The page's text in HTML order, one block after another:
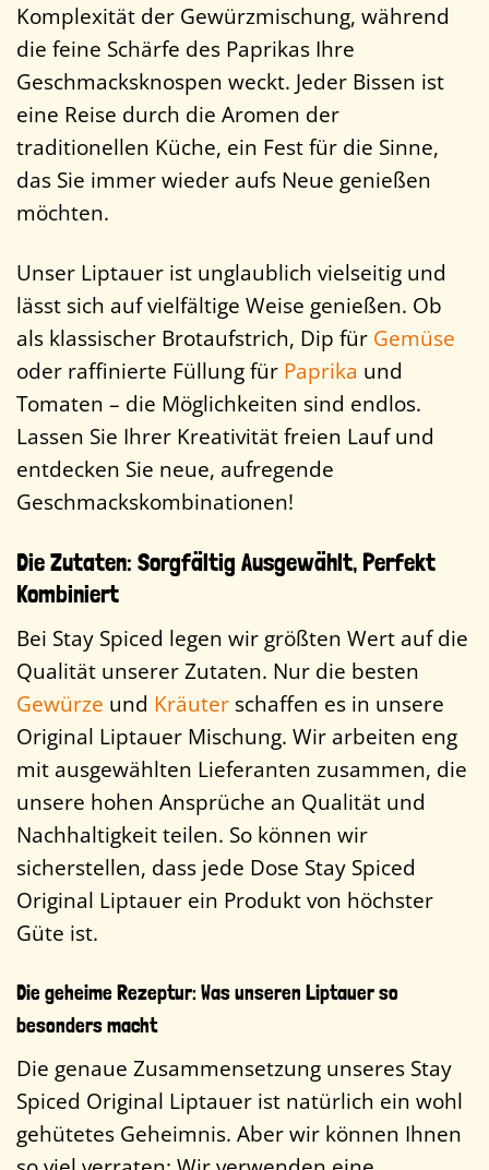
Komplexität der Gewürzmischung, während
die feine Schärfe des Paprikas Ihre
Geschmacksknospen weckt. Jeder Bissen ist
eine Reise durch die Aromen der
traditionellen Küche, ein Fest für die Sinne,
das Sie immer wieder aufs Neue genießen
möchten.
Unser Liptauer ist unglaublich vielseitig und
lässt sich auf vielfältige Weise genießen. Ob
als klassischer Brotaufstrich, Dip für Gemüse
oder raffinierte Füllung für Paprika und
Tomaten – die Möglichkeiten sind endlos.
Lassen Sie Ihrer Kreativität freien Lauf und
entdecken Sie neue, aufregende
Geschmackskombinationen!
Die Zutaten: Sorgfältig Ausgewählt, Perfekt
Kombiniert
Bei Stay Spiced legen wir größten Wert auf die
Qualität unserer Zutaten. Nur die besten
Gewürze und Kräuter schaffen es in unsere
Original Liptauer Mischung. Wir arbeiten eng
mit ausgewählten Lieferanten zusammen, die
unsere hohen Ansprüche an Qualität und
Nachhaltigkeit teilen. So können wir
sicherstellen, dass jede Dose Stay Spiced
Original Liptauer ein Produkt von höchster
Güte ist.
Die geheime Rezeptur: Was unseren Liptauer so
besonders macht
Die genaue Zusammensetzung unseres Stay
Spiced Original Liptauer ist natürlich ein wohl
gehütetes Geheimnis. Aber wir können Ihnen